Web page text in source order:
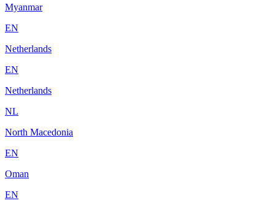
Myanmar
EN
Netherlands
EN
Netherlands
NL
North Macedonia
EN
Oman
EN